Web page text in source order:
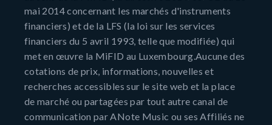
mai 2014 concernant les marchés d'instruments
financiers) et de la LFS (la loi sur les services
financiers du 5 avril 1993, telle que modifiée) qui
met en œuvre la MiFID au Luxembourg.Aucune des
cotations de prix, informations, nouvelles et
recherches accessibles sur le site web et la place
de marché ou partagées par tout autre canal de
communication par ANote Music ou ses Affiliés ne